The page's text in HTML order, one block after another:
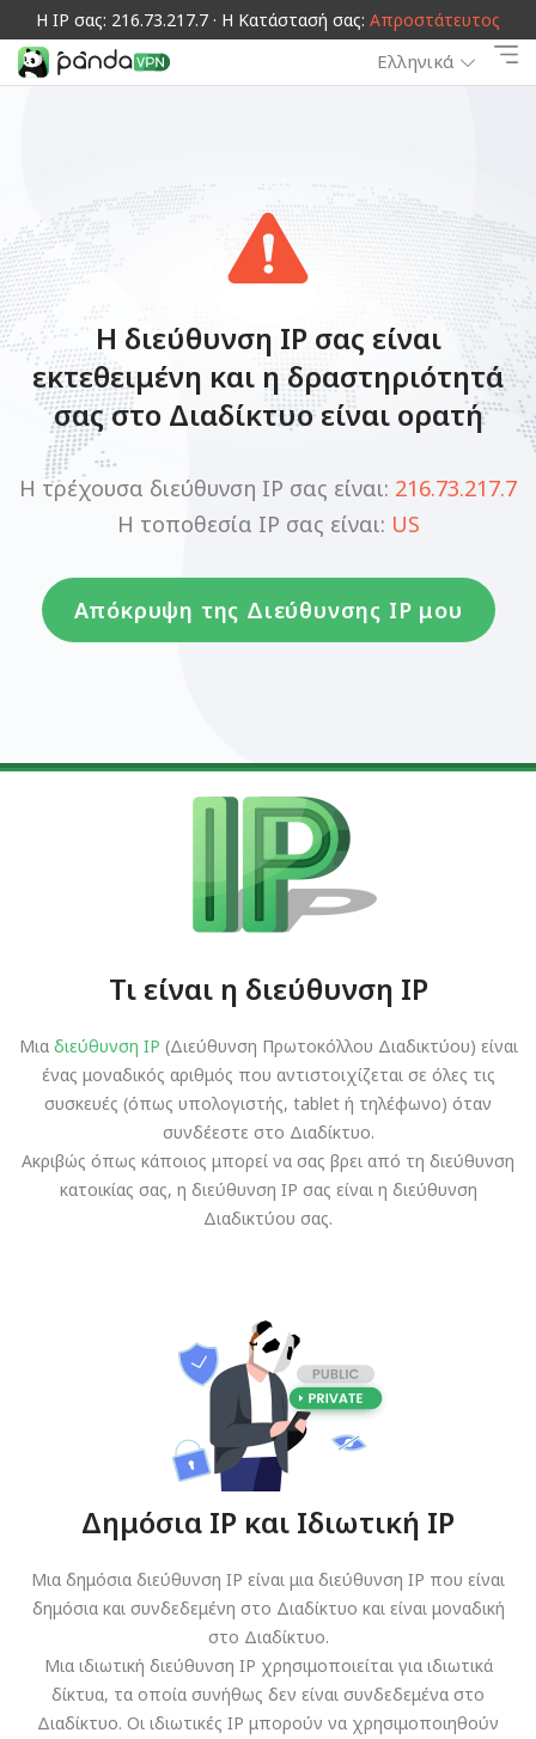
Η IP σας: 216.73.217.7 · Η Κατάστασή σας: Απροστάτευτος
Ελληνικά
Η διεύθυνση IP σας είναι
εκτεθειμένη και η δραστηριότητά
σας στο Διαδίκτυο είναι ορατή
Η τρέχουσα διεύθυνση IP σας είναι: 216.73.217.7
Η τοποθεσία IP σας είναι: US
Απόκρυψη της Διεύθυνσης IP μου
Τι είναι η διεύθυνση IP
Μια διεύθυνση IP (Διεύθυνση Πρωτοκόλλου Διαδικτύου) είναι
ένας μοναδικός αριθμός που αντιστοιχίζεται σε όλες τις
συσκευές (όπως υπολογιστής, tablet ή τηλέφωνο) όταν
συνδέεστε στο Διαδίκτυο.
Ακριβώς όπως κάποιος μπορεί να σας βρει από τη διεύθυνση
κατοικίας σας, η διεύθυνση IP σας είναι η διεύθυνση
Διαδικτύου σας.
Δημόσια IP και Ιδιωτική IP
Μια δημόσια διεύθυνση IP είναι μια διεύθυνση IP που είναι
δημόσια και συνδεδεμένη στο Διαδίκτυο και είναι μοναδική
στο Διαδίκτυο.
Μια ιδιωτική διεύθυνση IP χρησιμοποιείται για ιδιωτικά
δίκτυα, τα οποία συνήθως δεν είναι συνδεδεμένα στο
Διαδίκτυο. Οι ιδιωτικές IP μπορούν να χρησιμοποιηθούν